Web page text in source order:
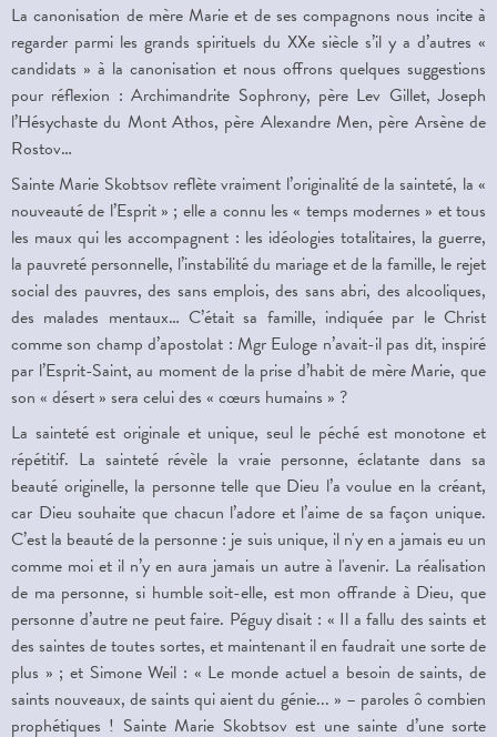
La canonisation de mère Marie et de ses compagnons nous incite à
regarder parmi les grands spirituels du XXe siècle s’il y a d’autres «
candidats » à la canonisation et nous offrons quelques suggestions
pour réflexion : Archimandrite Sophrony, père Lev Gillet, Joseph
l’Hésychaste du Mont Athos, père Alexandre Men, père Arsène de
Rostov…
Sainte Marie Skobtsov reflète vraiment l’originalité de la sainteté, la «
nouveauté de l’Esprit » ; elle a connu les « temps modernes » et tous
les maux qui les accompagnent : les idéologies totalitaires, la guerre,
la pauvreté personnelle, l’instabilité du mariage et de la famille, le rejet
social des pauvres, des sans emplois, des sans abri, des alcooliques,
des malades mentaux… C’était sa famille, indiquée par le Christ
comme son champ d’apostolat : Mgr Euloge n’avait-il pas dit, inspiré
par l’Esprit-Saint, au moment de la prise d’habit de mère Marie, que
son « désert » sera celui des « cœurs humains » ?
La sainteté est originale et unique, seul le péché est monotone et
répétitif. La sainteté révèle la vraie personne, éclatante dans sa
beauté originelle, la personne telle que Dieu l’a voulue en la créant,
car Dieu souhaite que chacun l’adore et l’aime de sa façon unique.
C’est la beauté de la personne : je suis unique, il n'y en a jamais eu un
comme moi et il n’y en aura jamais un autre à l'avenir. La réalisation
de ma personne, si humble soit-elle, est mon offrande à Dieu, que
personne d’autre ne peut faire. Péguy disait : « Il a fallu des saints et
des saintes de toutes sortes, et maintenant il en faudrait une sorte de
plus » ; et Simone Weil : « Le monde actuel a besoin de saints, de
saints nouveaux, de saints qui aient du génie... » – paroles ô combien
prophétiques ! Sainte Marie Skobtsov est une sainte d’une sorte